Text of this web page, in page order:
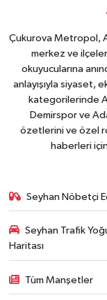
Çukurova Metropol,
merkez ve
okuyucularına
anlayışıyla siyaset,
kategorilerinde
Demirspor ve
özetlerini ve özel
haberleri
Seyhan Nöbetçi
Seyhan Trafik
Haritası
Tüm Manşetler